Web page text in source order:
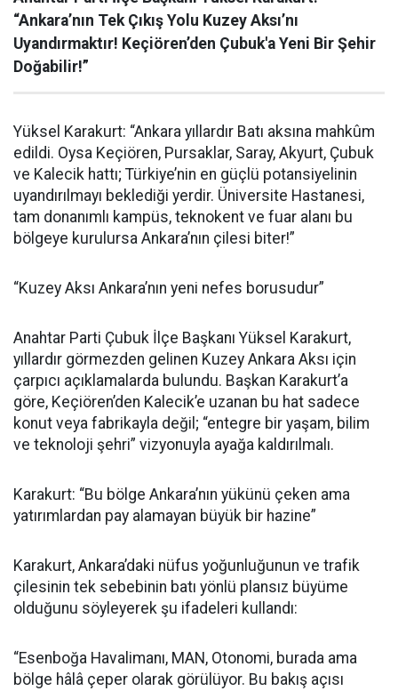
“Ankara’nın Tek Çıkış Yolu Kuzey Aksı’nı
Uyandırmaktır! Keçiören’den Çubuk'a Yeni Bir Şehir
Doğabilir!”
Yüksel Karakurt: “Ankara yıllardır Batı aksına mahkûm
edildi. Oysa Keçiören, Pursaklar, Saray, Akyurt, Çubuk
ve Kalecik hattı; Türkiye’nin en güçlü potansiyelinin
uyandırılmayı beklediği yerdir. Üniversite Hastanesi,
tam donanımlı kampüs, teknokent ve fuar alanı bu
bölgeye kurulursa Ankara’nın çilesi biter!”
“Kuzey Aksı Ankara’nın yeni nefes borusudur”
Anahtar Parti Çubuk İlçe Başkanı Yüksel Karakurt,
yıllardır görmezden gelinen Kuzey Ankara Aksı için
çarpıcı açıklamalarda bulundu. Başkan Karakurt’a
göre, Keçiören’den Kalecik’e uzanan bu hat sadece
konut veya fabrikayla değil; “entegre bir yaşam, bilim
ve teknoloji şehri” vizyonuyla ayağa kaldırılmalı.
Karakurt: “Bu bölge Ankara’nın yükünü çeken ama
yatırımlardan pay alamayan büyük bir hazine”
Karakurt, Ankara’daki nüfus yoğunluğunun ve trafik
çilesinin tek sebebinin batı yönlü plansız büyüme
olduğunu söyleyerek şu ifadeleri kullandı:
“Esenboğa Havalimanı, MAN, Otonomi, burada ama
bölge hâlâ çeper olarak görülüyor. Bu bakış açısı